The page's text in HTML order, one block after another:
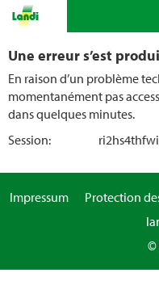
Une erreur s’est
En raison d’un problème
momentanément pas
dans quelques minutes.
Session:
Impressum Protection
©